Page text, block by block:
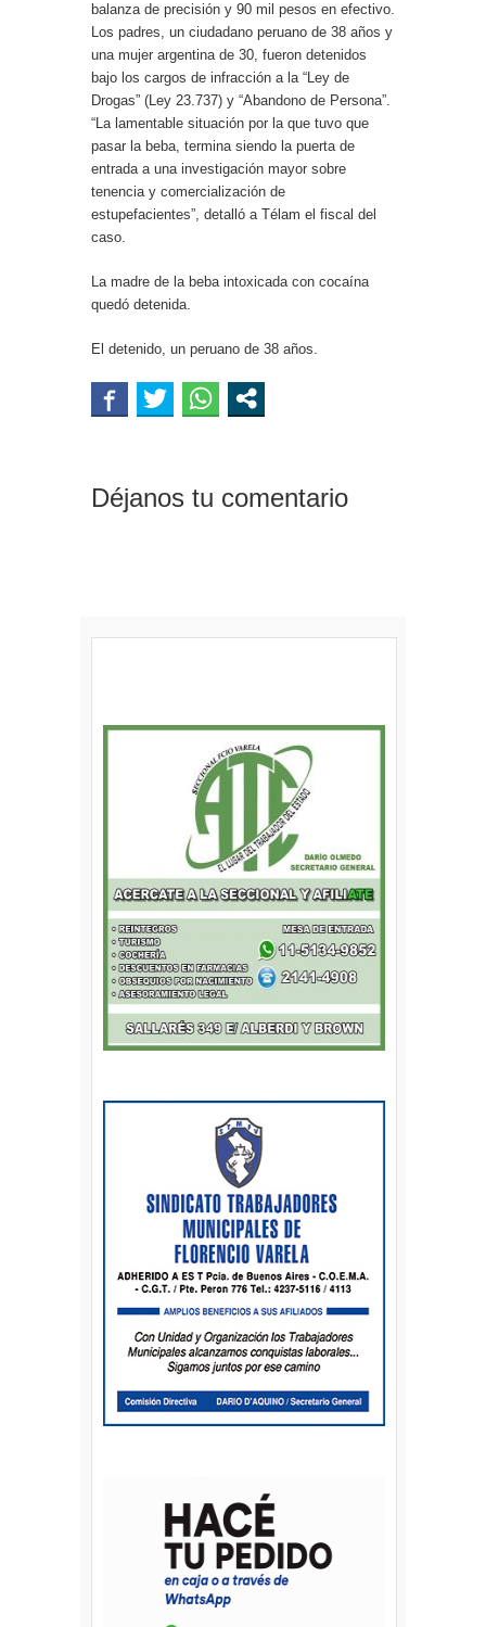
balanza de precisión y 90 mil pesos en efectivo.
Los padres, un ciudadano peruano de 38 años y
una mujer argentina de 30, fueron detenidos
bajo los cargos de infracción a la “Ley de
Drogas” (Ley 23.737) y “Abandono de Persona”.
“La lamentable situación por la que tuvo que
pasar la beba, termina siendo la puerta de
entrada a una investigación mayor sobre
tenencia y comercialización de
estupefacientes”, detalló a Télam el fiscal del
caso.
La madre de la beba intoxicada con cocaína
quedó detenida.
El detenido, un peruano de 38 años.
Déjanos tu comentario